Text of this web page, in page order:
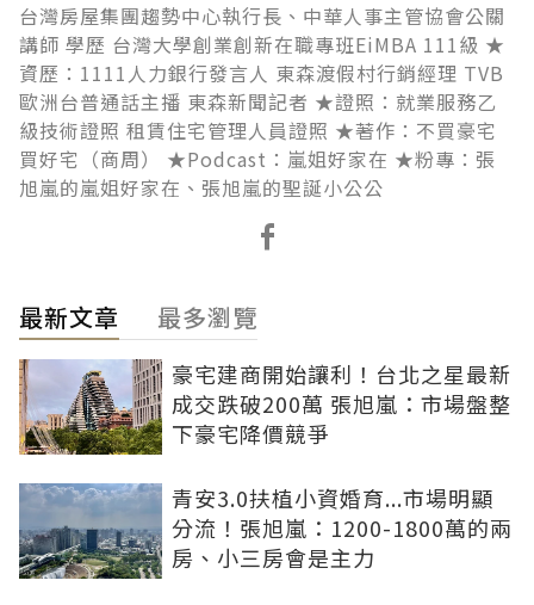
台灣房屋集團趨勢中心執行長、中華人事主管協會公關
講師 學歷 台灣大學創業創新在職專班EiMBA 111級 ★
資歷：1111人力銀行發言人 東森渡假村行銷經理 TVB
歐洲台普通話主播 東森新聞記者 ★證照：就業服務乙
級技術證照 租賃住宅管理人員證照 ★著作：不買豪宅
買好宅（商周） ★Podcast：嵐姐好家在 ★粉專：張
旭嵐的嵐姐好家在、張旭嵐的聖誕小公公
最新文章 最多瀏覽
豪宅建商開始讓利！台北之星最新
成交跌破200萬 張旭嵐：市場盤整
下豪宅降價競爭
青安3.0扶植小資婚育...市場明顯
分流！張旭嵐：1200-1800萬的兩
房、小三房會是主力